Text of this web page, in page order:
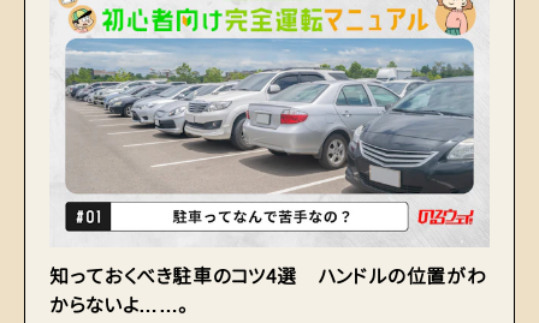
知っておくべき駐車のコツ4選 ハンドルの位置がわ
からないよ……。